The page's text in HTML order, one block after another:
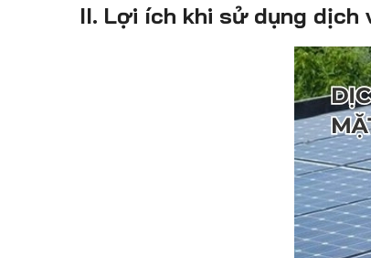
II. Lợi ích khi sử dụng